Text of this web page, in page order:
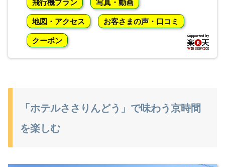
飛行機プラン 写真・動画
地図・アクセス お客さまの声・口コミ
クーポン
「ホテルささりんどう」で味わう京時間
を楽しむ